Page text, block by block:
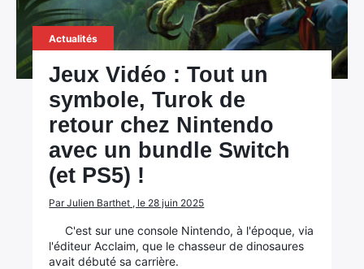
Actualités
Jeux Vidéo : Tout un
symbole, Turok de
retour chez Nintendo
avec un bundle Switch
(et PS5) !
Par Julien Barthet , le 28 juin 2025
C'est sur une console Nintendo, à l'époque, via
l'éditeur Acclaim, que le chasseur de dinosaures
avait débuté sa carrière.